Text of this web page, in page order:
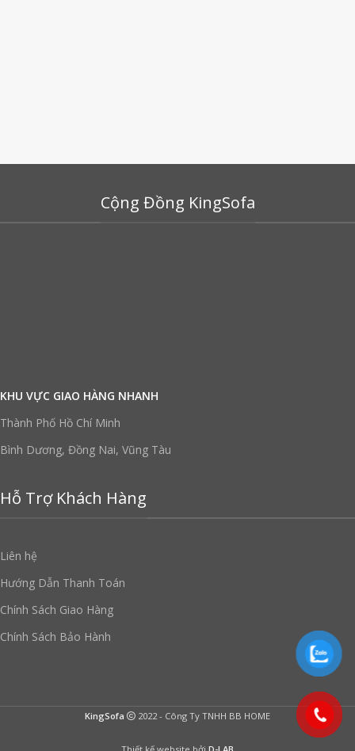
Cộng Đồng KingSofa
KHU VỰC GIAO HÀNG NHANH
Thành Phố Hồ Chí Minh
Bình Dương, Đồng Nai, Vũng Tàu
Hỗ Trợ Khách Hàng
Liên hệ
Hướng Dẫn Thanh Toán
Chính Sách Giao Hàng
Chính Sách Bảo Hành
KingSofa 2022 - Công Ty TNHH BB HOME